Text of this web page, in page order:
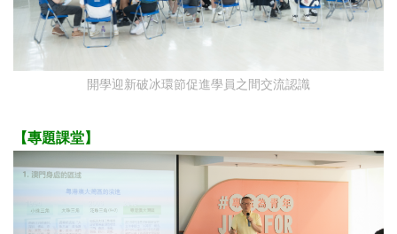
開學迎新破冰環節促進學員之間交流認識
【專題課堂】